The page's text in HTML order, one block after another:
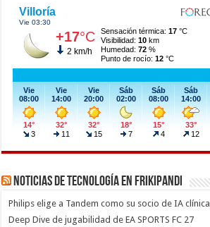
Noticias de Tecnología en Frikipandi
Philips elige a Tandem como su socio de IA clínica
Deep Dive de jugabilidad de EA SPORTS FC 27